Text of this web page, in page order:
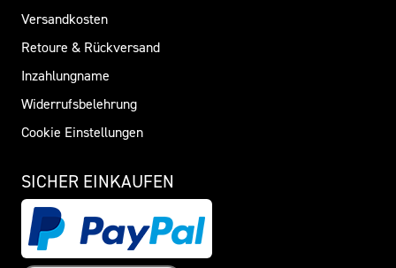
Versandkosten
Retoure & Rückversand
Inzahlungname
Widerrufsbelehrung
Cookie Einstellungen
SICHER EINKAUFEN